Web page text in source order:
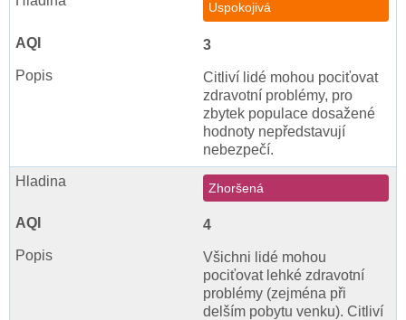
Uspokojivá
3
Citliví lidé mohou pociťovat
zdravotní problémy, pro
zbytek populace dosažené
hodnoty nepředstavují
nebezpečí.
Zhoršená
4
Všichni lidé mohou
pociťovat lehké zdravotní
problémy (zejména při
delším pobytu venku). Citliví